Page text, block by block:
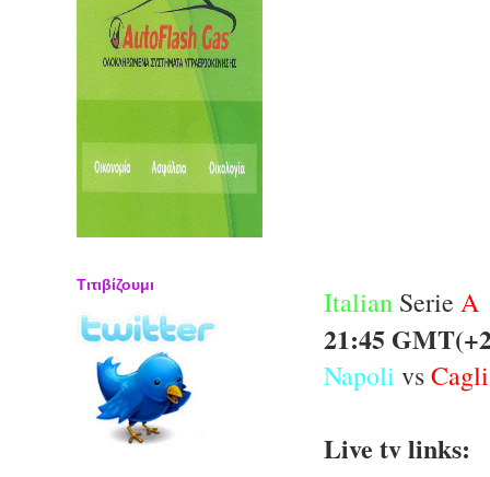
Italian Serie A
21:45
Napoli vs
Live tv links:
Τιτιβίζουμι